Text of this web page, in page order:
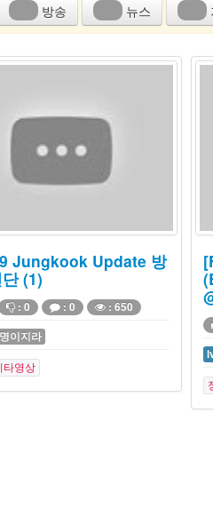
방송 뉴스
Jungkook Update 방
(1)
: 0 : 0
: 650
이지라
타영상